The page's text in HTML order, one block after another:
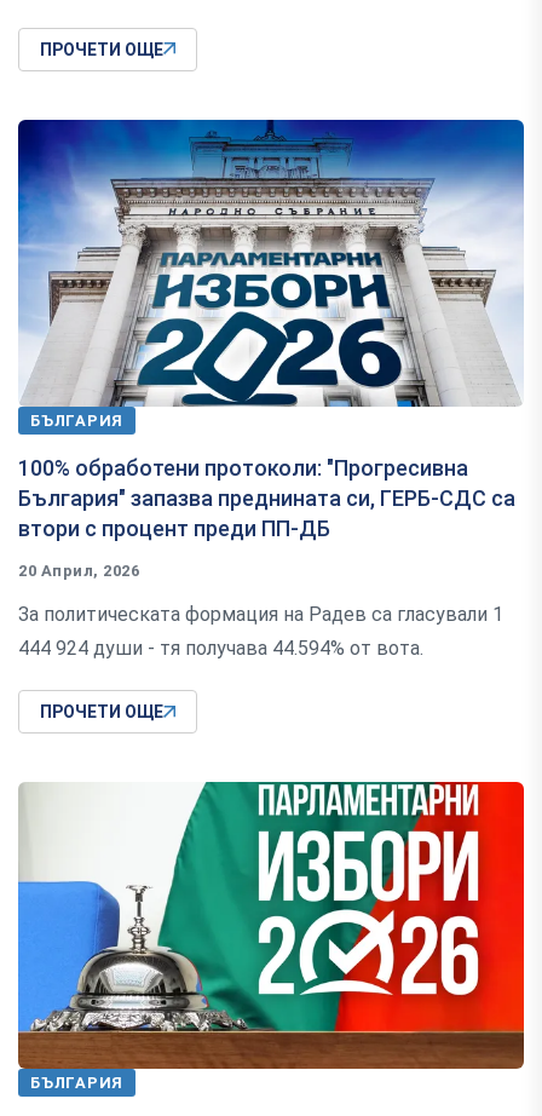
ПРОЧЕТИ ОЩЕ
БЪЛГАРИЯ
100% обработени протоколи: "Прогресивна
България" запазва преднината си, ГЕРБ-СДС са
втори с процент преди ПП-ДБ
20 Април, 2026
За политическата формация на Радев са гласували 1
444 924 души - тя получава 44.594% от вота.
ПРОЧЕТИ ОЩЕ
БЪЛГАРИЯ